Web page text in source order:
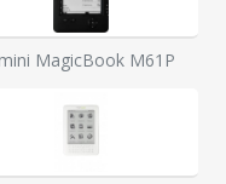
MagicBook M61P